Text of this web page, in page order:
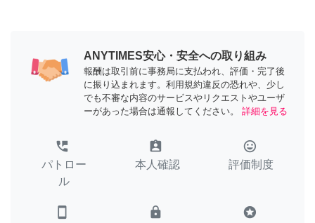
ANYTIMES安心・安全への取り組み
報酬は取引前に事務局に支払われ、評価・完了後
に振り込まれます。利用規約違反の恐れや、少し
でも不審な内容のサービスやリクエストやユーザ
ーがあった場合は通報してください。
詳細を見る
perm_phone_msg
パトロー
ル
assignment_ind
本人確認
tag_faces
評価制度
smartphone lock stars